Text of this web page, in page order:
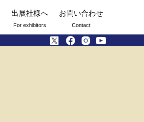
出展社様へ
For exhibitors
お問い合わせ
Contact